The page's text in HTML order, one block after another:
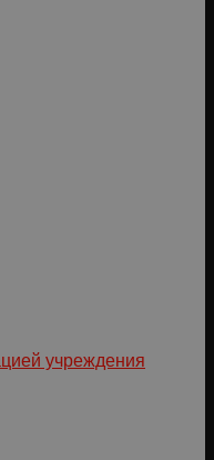
учреждения